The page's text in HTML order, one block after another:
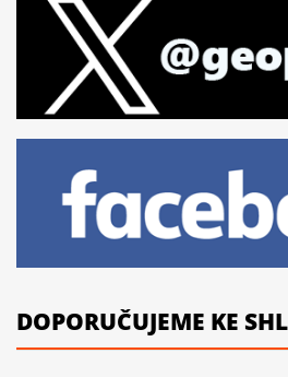
DOPORUČUJEME KE